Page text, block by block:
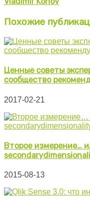
Похожие
Ценные советы
сообщество
2017-02-21
Второе измерение…
2015-08-13